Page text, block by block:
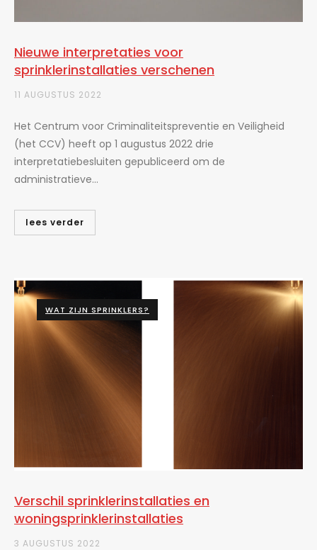
Nieuwe interpretaties voor
sprinklerinstallaties verschenen
11 AUGUSTUS 2022
Het Centrum voor Criminaliteitspreventie en Veiligheid
(het CCV) heeft op 1 augustus 2022 drie
interpretatiebesluiten gepubliceerd om de
administratieve...
lees verder
WAT ZIJN SPRINKLERS?
Verschil sprinklerinstallaties en
woningsprinklerinstallaties
3 AUGUSTUS 2022